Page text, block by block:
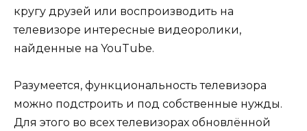
кругу друзей или воспроизводить на
телевизоре интересные видеоролики,
найденные на YouTube.
Разумеется, функциональность телевизора
можно подстроить и под собственные нужды.
Для этого во всех телевизорах обновлённой